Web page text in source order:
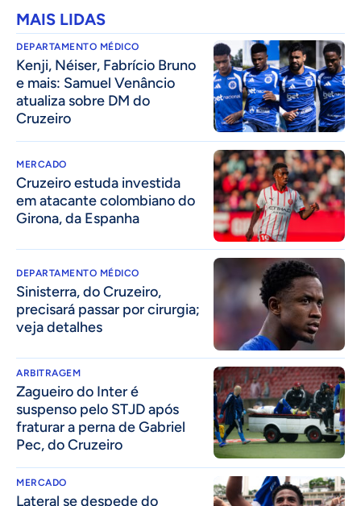
MAIS LIDAS
DEPARTAMENTO MÉDICO
Kenji, Néiser, Fabrício Bruno
e mais: Samuel Venâncio
atualiza sobre DM do
Cruzeiro
MERCADO
Cruzeiro estuda investida
em atacante colombiano do
Girona, da Espanha
DEPARTAMENTO MÉDICO
Sinisterra, do Cruzeiro,
precisará passar por cirurgia;
veja detalhes
ARBITRAGEM
Zagueiro do Inter é
suspenso pelo STJD após
fraturar a perna de Gabriel
Pec, do Cruzeiro
MERCADO
Lateral se despede do